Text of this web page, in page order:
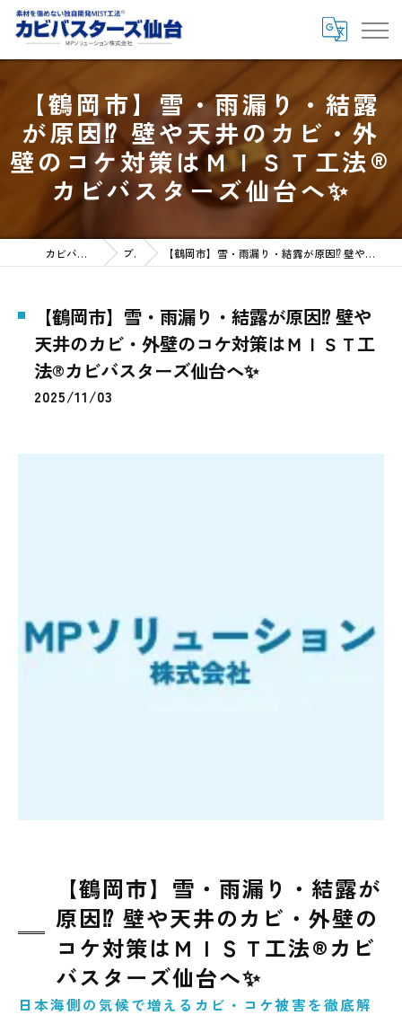
【鶴岡市】雪・雨漏り・結露
が原因⁉ 壁や天井のカビ・外
壁のコケ対策はＭＩＳＴ工法®
カビバスターズ仙台へ✨
カビバスターズ仙台HOME ブログ 【鶴岡市】雪・雨漏り・結露が原因⁉ 壁や天井のカビ・外壁のコケ対策はＭＩＳＴ工法®カビバスターズ仙台へ✨
【鶴岡市】雪・雨漏り・結露が原因⁉ 壁や
天井のカビ・外壁のコケ対策はＭＩＳＴ工
法®カビバスターズ仙台へ✨
2025/11/03
【鶴岡市】雪・雨漏り・結露が
原因⁉ 壁や天井のカビ・外壁の
コケ対策はＭＩＳＴ工法®カビ
バスターズ仙台へ✨
日本海側の気候で増えるカビ・コケ被害を徹底解